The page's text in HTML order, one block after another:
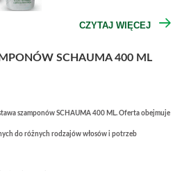
CZYTAJ WIĘCEJ
SCHAUMA 400 ML
szamponów SCHAUMA 400 ML. Oferta obejmuje
do różnych rodzajów włosów i potrzeb